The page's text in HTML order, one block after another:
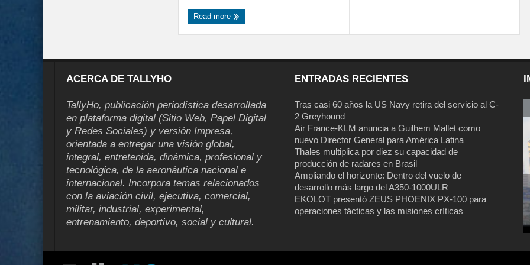
Read more
ACERCA DE TALLYHO
TallyHo, publicación periodística desarrollada
en plataforma digital (Sitio Web, Papel Digital
y Redes Sociales) y versión Impresa,
orientada a entregar una visión global,
integral, entretenida, dinámica, profesional y
tecnológica, de la aeronáutica nacional e
internacional. Incorpora temas relacionados
con la aviación civil, ejecutiva, comercial,
militar, industrial, experimental,
entrenamiento, deportivo, social y cultural.
ENTRADAS RECIENTES
Tras casi 60 años la US Navy retira del servicio al C-
2 Greyhound
Air France-KLM anuncia a Guilhem Mallet como
nuevo Director General para América Latina
Thales multiplica por diez su capacidad de
producción de radares en Brasil
Ampliando el horizonte: Dentro del vuelo de
desarrollo más largo del A350-1000ULR
EKOLOT presentó ZEUS PHOENIX PX-100 para
operaciones tácticas y las misiones críticas
Tras casi 60 años la US Navy retira del
servicio al C-2 Greyhound